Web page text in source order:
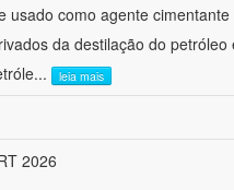
como agente
da destilação do petróleo
... leia mais
2026